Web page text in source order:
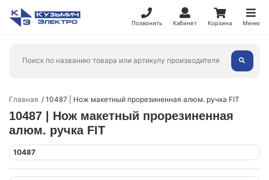
Позвонить Кабинет Корзина Меню
Главная 10487 | Нож макетный прорезиненная алюм. ручка FIT
10487 | Нож макетный прорезиненная
алюм. ручка FIT
10487